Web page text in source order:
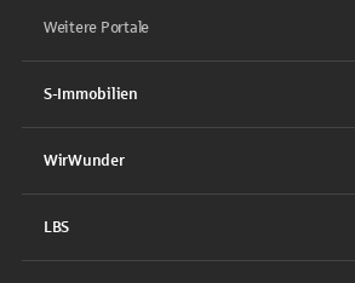
Weitere Portale
S-Immobilien
WirWunder
LBS